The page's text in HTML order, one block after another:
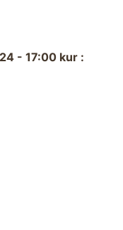
- 17:00 kur :